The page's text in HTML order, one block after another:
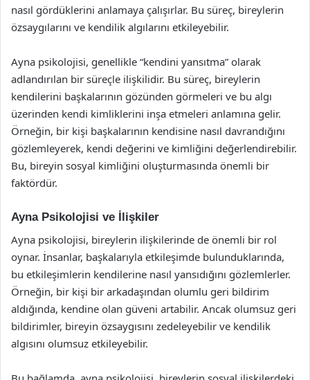
nasıl gördüklerini anlamaya çalışırlar. Bu süreç, bireylerin
özsaygılarını ve kendilik algılarını etkileyebilir.
Ayna psikolojisi, genellikle “kendini yansıtma” olarak
adlandırılan bir süreçle ilişkilidir. Bu süreç, bireylerin
kendilerini başkalarının gözünden görmeleri ve bu algı
üzerinden kendi kimliklerini inşa etmeleri anlamına gelir.
Örneğin, bir kişi başkalarının kendisine nasıl davrandığını
gözlemleyerek, kendi değerini ve kimliğini değerlendirebilir.
Bu, bireyin sosyal kimliğini oluşturmasında önemli bir
faktördür.
Ayna Psikolojisi ve İlişkiler
Ayna psikolojisi, bireylerin ilişkilerinde de önemli bir rol
oynar. İnsanlar, başkalarıyla etkileşimde bulunduklarında,
bu etkileşimlerin kendilerine nasıl yansıdığını gözlemlerler.
Örneğin, bir kişi bir arkadaşından olumlu geri bildirim
aldığında, kendine olan güveni artabilir. Ancak olumsuz geri
bildirimler, bireyin özsaygısını zedeleyebilir ve kendilik
algısını olumsuz etkileyebilir.